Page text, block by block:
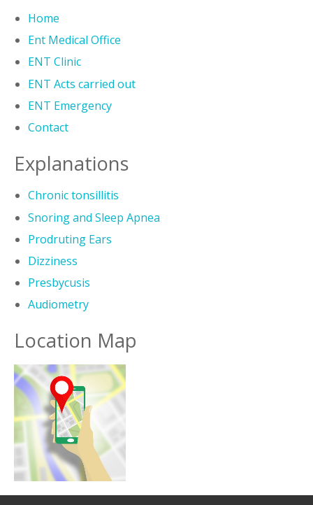
Home
Ent Medical Office
ENT Clinic
ENT Acts carried out
ENT Emergency
Contact
Explanations
Chronic tonsillitis
Snoring and Sleep Apnea
Prodruting Ears
Dizziness
Presbycusis
Audiometry
Location Map